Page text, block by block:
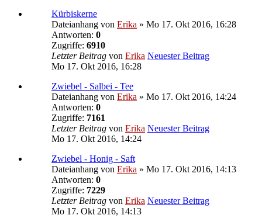
Kürbiskerne
Dateianhang von Erika » Mo 17. Okt 2016, 16:28
Antworten: 0
Zugriffe: 6910
Letzter Beitrag von Erika Neuester Beitrag
Mo 17. Okt 2016, 16:28
Zwiebel - Salbei - Tee
Dateianhang von Erika » Mo 17. Okt 2016, 14:24
Antworten: 0
Zugriffe: 7161
Letzter Beitrag von Erika Neuester Beitrag
Mo 17. Okt 2016, 14:24
Zwiebel - Honig - Saft
Dateianhang von Erika » Mo 17. Okt 2016, 14:13
Antworten: 0
Zugriffe: 7229
Letzter Beitrag von Erika Neuester Beitrag
Mo 17. Okt 2016, 14:13